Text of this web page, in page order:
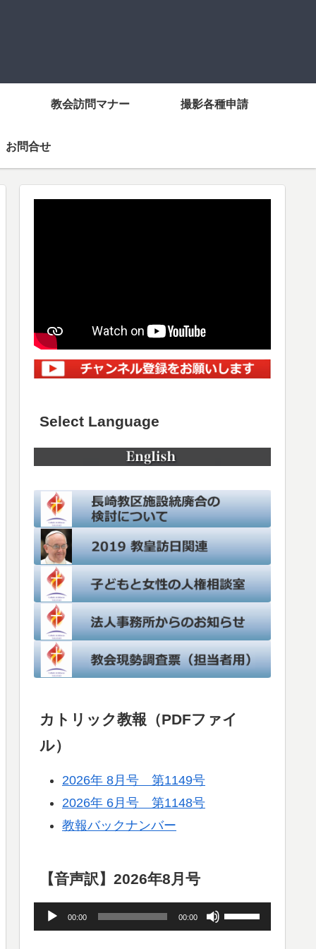
教会訪問マナー 撮影各種申請
お問合せ
Select Language
カトリック教報（PDFファイ
ル）
2026年 8月号 第1149号
2026年 6月号 第1148号
教報バックナンバー
【音声訳】2026年8月号
声
00:00 00:00
ボ
リ